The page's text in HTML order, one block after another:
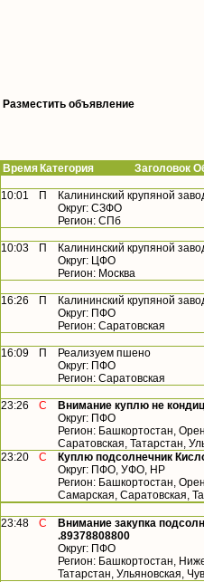
Разместить объявление
Время Категория Заголовок
10:01 П
Калининский крупяной
Округ: СЗФО
Регион: СПб
10:03 П
Калининский крупяной
Округ: ЦФО
Регион: Москва
16:26 П
Калининский крупяной
Округ: ПФО
Регион: Саратовская
16:09 П
Реализуем пшено
Округ: ПФО
Регион: Саратовская
23:26 С
Внимание куплю не
Округ: ПФО
Регион: Башкортостан,
Саратовская, Татарстан,
23:20
С
Куплю подсолнечник
Округ: ПФО, УФО, НР
Регион: Башкортостан,
Самарская, Саратовская,
23:48 С
Внимание закупка
.89378808800
Округ: ПФО
Регион: Башкортостан,
Татарстан, Ульяновская,